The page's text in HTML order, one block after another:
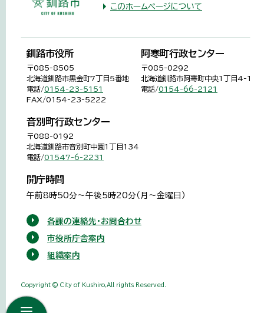
このホームページについて
釧路市役所
〒085-8505
北海道釧路市黒金町7丁目5番地
電話/0154-23-5151
FAX/0154-23-5222
阿寒町行政センター
〒085-0292
北海道釧路市阿寒町中央1丁目4-1
電話/0154-66-2121
音別町行政センター
〒088-0192
北海道釧路市音別町中園1丁目134
電話/01547-6-2231
開庁時間
午前8時50分～午後5時20分（月～金曜日）
各課の連絡先・お問合わせ
市役所庁舎案内
組織案内
Copyright © City of Kushiro,All rights Reserved.